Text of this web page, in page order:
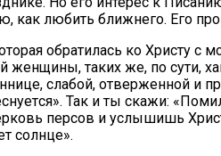
лю­бить ближ­не­го. Его
об­ра­ти­лась ко
жен­щи­ны, та­ких же, по су­ти,
сла­бой, от­вер­жен­ной
Так и ты ска­жи:
пер­сов и услы­шишь
солн­це».